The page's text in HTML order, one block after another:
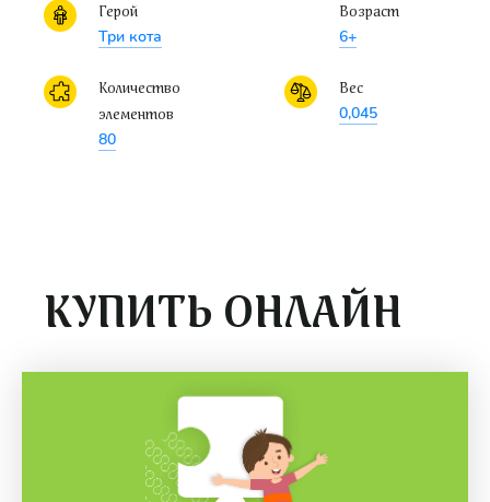
Герой
Три кота
Возраст
6+
Количество
элементов
80
Вес
0,045
КУПИТЬ ОНЛАЙН